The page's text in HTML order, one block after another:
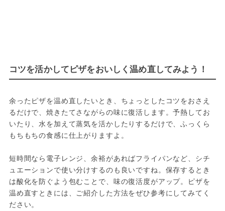
コツを活かしてピザをおいしく温め直してみよう！
余ったピザを温め直したいとき、ちょっとしたコツをおさえ
るだけで、焼きたてさながらの味に復活します。予熱してお
いたり、水を加えて蒸気を活かしたりするだけで、ふっくら
もちもちの食感に仕上がりますよ。
短時間なら電子レンジ、余裕があればフライパンなど、シチ
ュエーションで使い分けするのも良いですね。保存するとき
は酸化を防ぐよう包むことで、味の復活度がアップ。ピザを
温め直すときには、ご紹介した方法をぜひ参考にしてみてく
ださい。